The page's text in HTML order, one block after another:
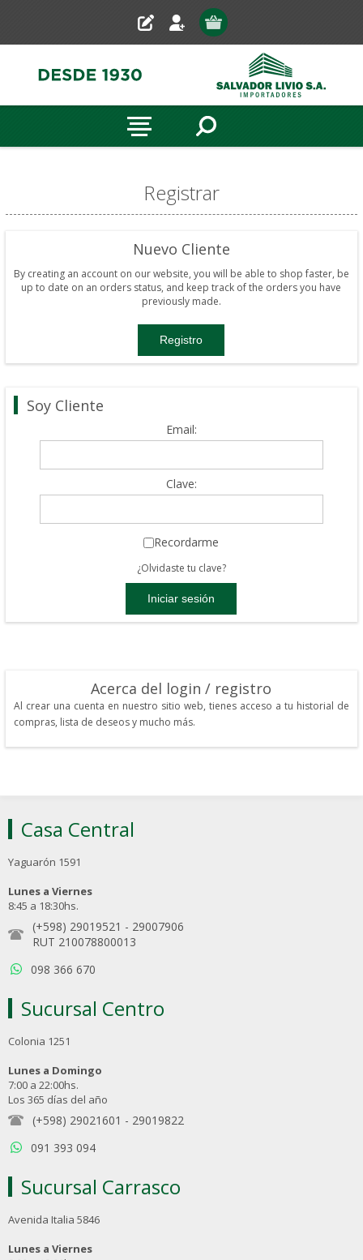
Registrar
Nuevo Cliente
By creating an account on our website, you will be able to shop faster, be
up to date on an orders status, and keep track of the orders you have
previously made.
Soy Cliente
Email:
Clave:
Recordarme
¿Olvidaste tu clave?
Acerca del login / registro
Al crear una cuenta en nuestro sitio web, tienes acceso a tu historial de
compras, lista de deseos y mucho más.
Casa Central
Yaguarón 1591
Lunes a Viernes
8:45 a 18:30hs.
(+598) 29019521 - 29007906
RUT 210078800013
098 366 670
Sucursal Centro
Colonia 1251
Lunes a Domingo
7:00 a 22:00hs.
Los 365 días del año
(+598) 29021601 - 29019822
091 393 094
Sucursal Carrasco
Avenida Italia 5846
Lunes a Viernes